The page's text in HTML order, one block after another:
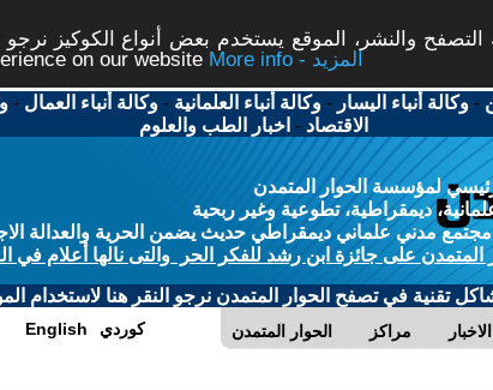
والنشر، الموقع يستخدم بعض أنواع الكوكيز
on our website
More info - المزيد
-وكالة أنباء اليسار -وكالة أنباء العلمانية -وكالة أنباء العمال -
الاقتصاد - اخبار الطب والعلوم
لمؤسسة الحوار المتمدن
ديمقراطية، تطوعية وغير ربحية
مدني علماني ديمقراطي حديث يضمن الحرية والعدالة
المتمدن على جائزة ابن رشد للفكر الحر والتى نالها أعلام في
تقنية في تصفح الحوار المتمدن نرجو النقر هنا لاستخدام
الحوار المتمدن مراكز الاخبار English كوردي